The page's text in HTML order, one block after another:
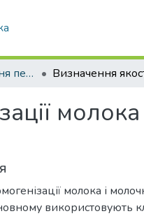
кафедра Обладнання переробних і харчових виробництв ім. професора Ф.Ю. Ялпачика
молока і
використовують